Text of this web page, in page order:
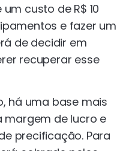
custo de R$ 10
e fazer um
de decidir em
recuperar esse
há uma base mais
margem de lucro e
precificação. Para